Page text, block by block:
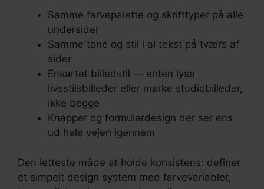
Samme farvepalette og skrifttyper på alle
undersider
Samme tone og stil i al tekst på tværs af
sider
Ensartet billedstil — enten lyse
livsstilsbilleder eller mørke studiobilleder,
ikke begge
Knapper og formulardesign der ser ens
ud hele vejen igennem
Den letteste måde at holde konsistens: definer
et simpelt design system med farvevariabler,